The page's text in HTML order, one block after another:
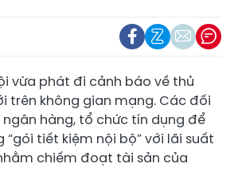
vừa phát đi cảnh báo về thủ
trên không gian mạng. Các đối
hàng, tổ chức tín dụng để
“gói tiết kiệm nội bộ” với lãi suất
chiếm đoạt tài sản của